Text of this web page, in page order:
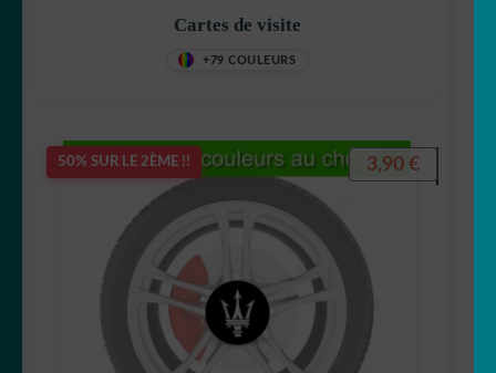
Cartes de visite
+79 COULEURS
50% SUR LE 2ÈME !! 3,90 €